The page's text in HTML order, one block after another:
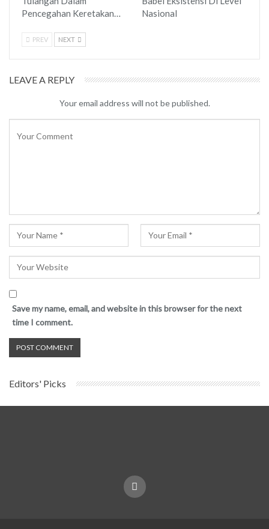
Pencegahan Keretakan…
Nasional
PREV NEXT
LEAVE A REPLY
Your email address will not be published.
Save my name, email, and website in this browser for the next
time I comment.
Editors' Picks